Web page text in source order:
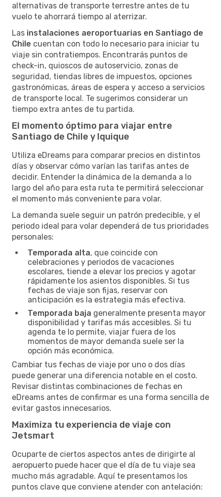
alternativas de transporte terrestre antes de tu
vuelo te ahorrará tiempo al aterrizar.
Las instalaciones aeroportuarias en Santiago de
Chile cuentan con todo lo necesario para iniciar tu
viaje sin contratiempos. Encontrarás puntos de
check-in, quioscos de autoservicio, zonas de
seguridad, tiendas libres de impuestos, opciones
gastronómicas, áreas de espera y acceso a servicios
de transporte local. Te sugerimos considerar un
tiempo extra antes de tu partida.
El momento óptimo para viajar entre
Santiago de Chile y Iquique
Utiliza eDreams para comparar precios en distintos
días y observar cómo varían las tarifas antes de
decidir. Entender la dinámica de la demanda a lo
largo del año para esta ruta te permitirá seleccionar
el momento más conveniente para volar.
La demanda suele seguir un patrón predecible, y el
periodo ideal para volar dependerá de tus prioridades
personales:
Temporada alta, que coincide con
celebraciones y periodos de vacaciones
escolares, tiende a elevar los precios y agotar
rápidamente los asientos disponibles. Si tus
fechas de viaje son fijas, reservar con
anticipación es la estrategia más efectiva.
Temporada baja generalmente presenta mayor
disponibilidad y tarifas más accesibles. Si tu
agenda te lo permite, viajar fuera de los
momentos de mayor demanda suele ser la
opción más económica.
Cambiar tus fechas de viaje por uno o dos días
puede generar una diferencia notable en el costo.
Revisar distintas combinaciones de fechas en
eDreams antes de confirmar es una forma sencilla de
evitar gastos innecesarios.
Maximiza tu experiencia de viaje con
Jetsmart
Ocuparte de ciertos aspectos antes de dirigirte al
aeropuerto puede hacer que el día de tu viaje sea
mucho más agradable. Aquí te presentamos los
puntos clave que conviene atender con antelación: